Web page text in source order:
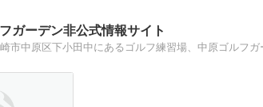
ガーデン非公式情報サイト